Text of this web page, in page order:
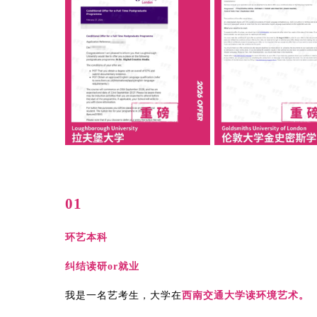
01
环艺本科
纠结读研or就业
我是一名艺考生，大学在西南交通大学读环境艺术。